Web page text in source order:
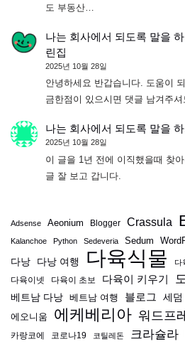
도 부동산…
나는 회사에서 되도록 말을
린집
2025년 10월 28일
안녕하세요 반갑습니다. 도움이
금한점이 있으시면 댓글 남겨주
나는 회사에서 되도록 말을
2025년 10월 28일
이 글을 1년 전에 이직했을때 찾
글 잘 보고 갑니다.
Adsense Aeonium Blogger Crassula
Kalanchoe Python Sedeveria Sedum
다낭 다낭 여행 다육식물 다
다육이넷 다육이 초보 다육이 키우기
베트남 다낭 베트남 여행 블로그 세덤
에오니움 에케베리아 워드프
카랑코에 코로나19 코틸레돈 크라슐라